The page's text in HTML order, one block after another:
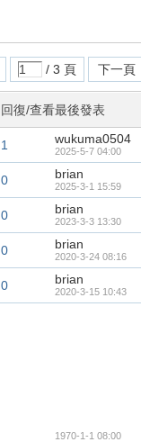
/ 3 頁 下一頁
回復/查看最後發表
1 wukuma0504
2025-5-7 04:00
0 brian
2025-3-1 15:59
0 brian
2023-3-3 13:30
0 brian
2020-3-24 08:16
0 brian
2020-3-15 10:43
1970-1-1 08:00